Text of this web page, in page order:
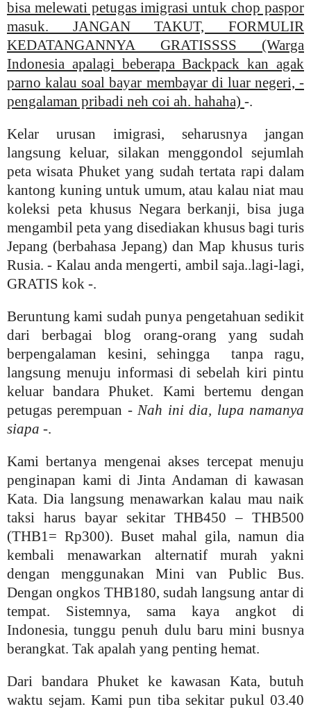
bisa melewati petugas imigrasi untuk chop paspor
masuk. JANGAN TAKUT, FORMULIR
KEDATANGANNYA GRATISSSS (Warga
Indonesia apalagi beberapa Backpack kan agak
parno kalau soal bayar membayar di luar negeri, -
pengalaman pribadi neh coi ah. hahaha) -.
Kelar urusan imigrasi, seharusnya jangan
langsung keluar, silakan menggondol sejumlah
peta wisata Phuket yang sudah tertata rapi dalam
kantong kuning untuk umum, atau kalau niat mau
koleksi peta khusus Negara berkanji, bisa juga
mengambil peta yang disediakan khusus bagi turis
Jepang (berbahasa Jepang) dan Map khusus turis
Rusia. - Kalau anda mengerti, ambil saja..lagi-lagi,
GRATIS kok -.
Beruntung kami sudah punya pengetahuan sedikit
dari berbagai blog orang-orang yang sudah
berpengalaman kesini, sehingga tanpa ragu,
langsung menuju informasi di sebelah kiri pintu
keluar bandara Phuket. Kami bertemu dengan
petugas perempuan - Nah ini dia, lupa namanya
siapa -.
Kami bertanya mengenai akses tercepat menuju
penginapan kami di Jinta Andaman di kawasan
Kata. Dia langsung menawarkan kalau mau naik
taksi harus bayar sekitar THB450 – THB500
(THB1= Rp300). Buset mahal gila, namun dia
kembali menawarkan alternatif murah yakni
dengan menggunakan Mini van Public Bus.
Dengan ongkos THB180, sudah langsung antar di
tempat. Sistemnya, sama kaya angkot di
Indonesia, tunggu penuh dulu baru mini busnya
berangkat. Tak apalah yang penting hemat.
Dari bandara Phuket ke kawasan Kata, butuh
waktu sejam. Kami pun tiba sekitar pukul 03.40